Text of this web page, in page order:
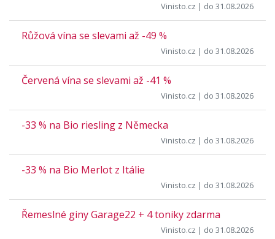
Vinisto.cz | do 31.08.2026
Růžová vína se slevami až -49 %
Vinisto.cz | do 31.08.2026
Červená vína se slevami až -41 %
Vinisto.cz | do 31.08.2026
-33 % na Bio riesling z Německa
Vinisto.cz | do 31.08.2026
-33 % na Bio Merlot z Itálie
Vinisto.cz | do 31.08.2026
Řemeslné giny Garage22 + 4 toniky zdarma
Vinisto.cz | do 31.08.2026